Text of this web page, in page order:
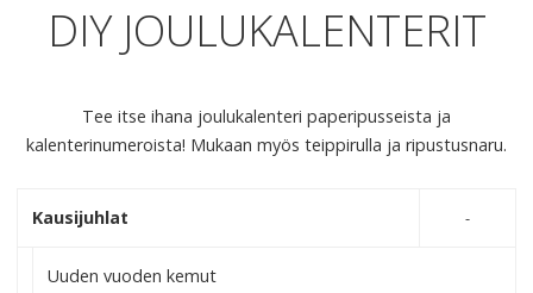
DIY JOULUKALENTERIT
Tee itse ihana joulukalenteri paperipusseista ja
kalenterinumeroista! Mukaan myös teippirulla ja ripustusnaru.
Kausijuhlat
Uuden vuoden kemut